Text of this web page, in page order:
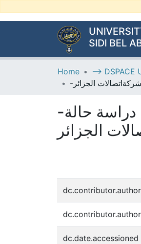
SIDI BEL
Home
-نظام الجودة المتكامل بين واقع المؤسسة الجزائرية و تحسين الأداء - دراسة حالة
الجزائر
dc.contributor.author
dc.contributor.author
dc.date.accessioned